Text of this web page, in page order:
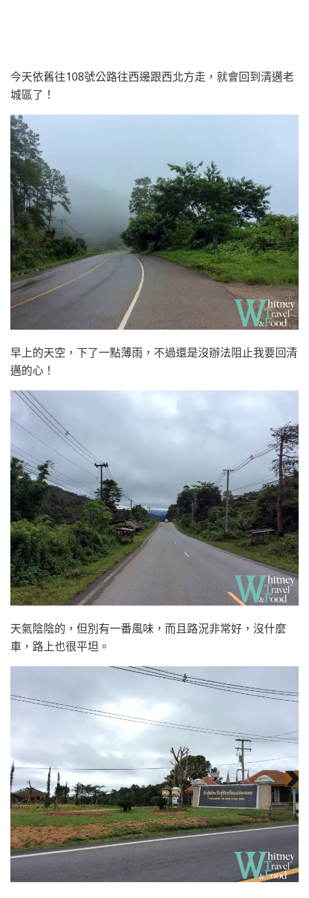
今天依舊往108號公路往西邊跟西北方走，就會回到清邁老
城區了！
早上的天空，下了一點薄雨，不過還是沒辦法阻止我要回清
邁的心！
天氣陰陰的，但別有一番風味，而且路況非常好，沒什麼
車，路上也很平坦。